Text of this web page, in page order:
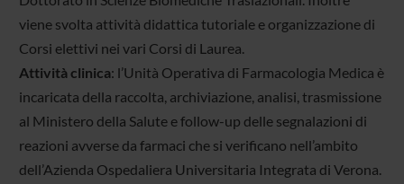
viene svolta attività didattica tutoriale e organizzazione di
Corsi elettivi nei vari Corsi di Laurea.
Attività clinica: l’Unità Operativa di Farmacologia Medica è
incaricata della raccolta, archiviazione, analisi, trasmissione
al Ministero della Salute e follow-up delle segnalazioni di
reazioni avverse da farmaci che si verificano nell’ambito
dell’Azienda Ospedaliera Universitaria Integrata di Verona.